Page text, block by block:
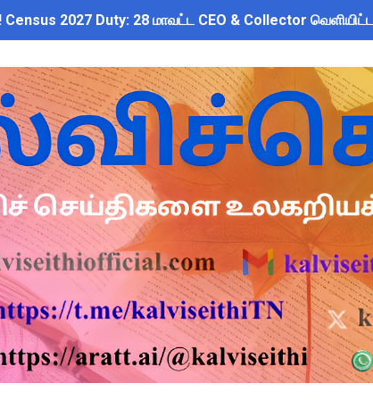
2027 Duty: 28 மாவட்ட CEO & Collector
கதவைத் திறந்த 9 மாணவர்களுக்கு மின்சாரத் தாக்குதல் –
மறுநியமனம் பெற்ற ஆசிரியர்களுக்கு ஊதியம் &
மருத்துவ விடுப்பு எடுக்கும் ஆசிரியர்களுக்கு ஈட்டிய
அரைநாள் OD அனுமதி - கரூர் CEO வெளியிட்ட அதிரடி
2026: பள்ளிக்கல்வித்துறை மீதான மானிய கோரிக்கை
கணக்கெடுப்பு 2027 - ஆசிரியர்களுக்கு முக்கிய
மாணவர்களுக்கு இலவச லேப்டாப், சைக்கிள் & AI
இலவச சீருடை: EMIS தளத்தில் விவரங்களை பதிவிட